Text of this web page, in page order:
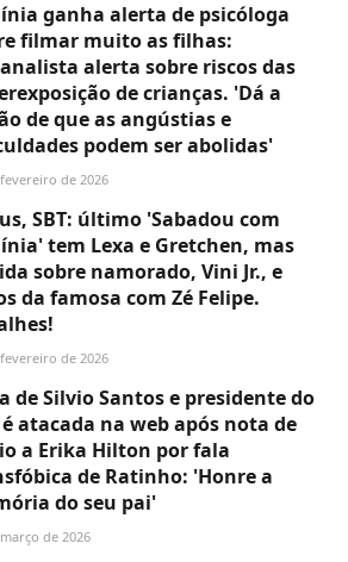
ganha alerta de psicóloga
filmar muito as filhas:
alerta sobre riscos das
de crianças. 'Dá a
de que as angústias e
podem ser abolidas'
de 2026
SBT: último 'Sabadou com
tem Lexa e Gretchen, mas
sobre namorado, Vini Jr., e
da famosa com Zé Felipe.
de 2026
de Silvio Santos e presidente do
é atacada na web após nota de
a Erika Hilton por fala
de Ratinho: 'Honre a
do seu pai'
de 2026